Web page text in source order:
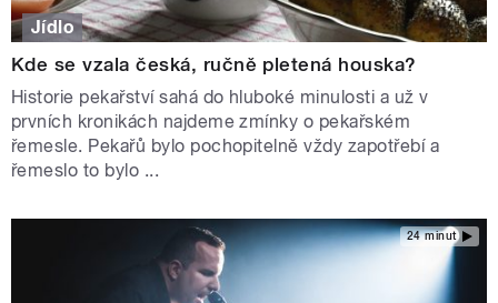
Jídlo
Kde se vzala česká, ručně pletená houska?
Historie pekařství sahá do hluboké minulosti a už v
prvních kronikách najdeme zmínky o pekařském
řemesle. Pekařů bylo pochopitelně vždy zapotřebí a
řemeslo to bylo ...
24 minut